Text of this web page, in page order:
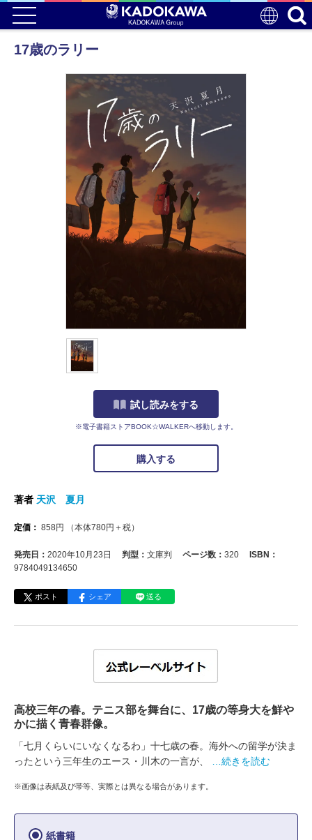
17歳のラリー
試し読みをする
※電子書籍ストアBOOK☆WALKERへ移動します。
購入する
著者 天沢 夏月
定価： 858円 （本体780円＋税）
発売日： 2020年10月23日 判型： 文庫判 ページ数： 320
ISBN：
9784049134650
ポスト シェア 送る
高校三年の春。テニス部を舞台に、17歳の等身大を鮮や
かに描く青春群像。
「七月くらいにいなくなるわ」十七歳の春。海外への留学が決ま
ったという三年生のエース・川木の一言が、
…続きを読む
※画像は表紙及び帯等、実際とは異なる場合があります。
紙書籍